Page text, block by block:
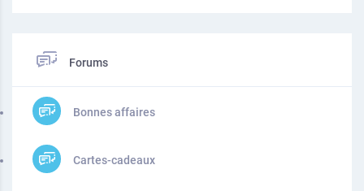
Forums
Bonnes affaires
Cartes-cadeaux